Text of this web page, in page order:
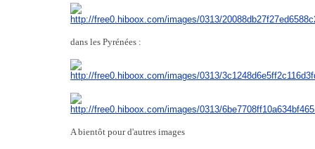
dans les Pyrénées :
A bientôt pour d'autres images